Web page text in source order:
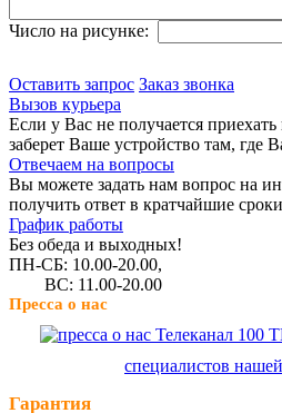
Число на рисунке:
Оставить запрос Заказ звонка
Вызов курьера
Если у Вас не получается
заберет Ваше устройство там, где
Отвечаем на вопросы
Вы можете задать нам вопрос на
получить ответ в кратчайшие
График работы
Без обеда и выходных!
ПН-СБ: 10.00-20.00,
ВС: 11.00-20.00
Пресса о нас
Телеканал 100
специалистов
Гарантия